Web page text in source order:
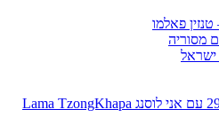
פאלמו
מסוריה
ישראל
יום לאמה צונגקהאפה 29/12 עם אני לוסנג Lama TzongKhapa